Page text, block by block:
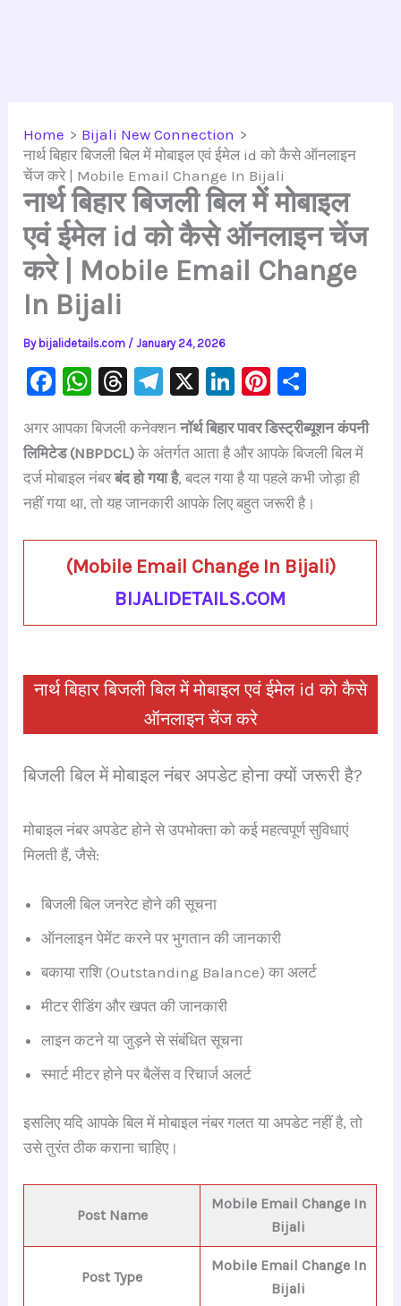
Home
Bijali New Connection
नार्थ बिहार बिजली बिल में मोबाइल एवं ईमेल id को कैसे ऑनलाइन
चेंज करे | Mobile Email Change In Bijali
नार्थ बिहार बिजली बिल में मोबाइल
एवं ईमेल id को कैसे ऑनलाइन चेंज
करे | Mobile Email Change
In Bijali
By bijalidetails.com /January 24, 2026
F
c
e
b
o
k
W
at
s
A
p
T
e
a
d
Te
gr
a
m
X
Li
k
e
dI
n
Pi
er
e
st
ar
e
अगर आपका बिजली कनेक्शननॉर्थ बिहार पावर डिस्ट्रीब्यूशन कंपनी
लिमिटेड (NBPDCL) के अंतर्गत आता है और आपके बिजली बिल में
दर्ज मोबाइल नंबरबंद हो गया है, बदल गया है या पहले कभी जोड़ा ही
नहीं गया था, तो यह जानकारी आपके लिए बहुत जरूरी है।
(Mobile Email Change In Bijali)
BIJALIDETAILS.COM
नार्थ बिहार बिजली बिल में मोबाइल एवं ईमेल id को कैसे
ऑनलाइन चेंज करे
बिजली बिल में मोबाइल नंबर अपडेट होना क्यों जरूरी है?
मोबाइल नंबर अपडेट होने से उपभोक्ता को कई महत्वपूर्ण सुविधाएं
मिलती हैं, जैसे:
बिजली बिल जनरेट होने की सूचना
ऑनलाइन पेमेंट करने पर भुगतान की जानकारी
बकाया राशि (Outstanding Balance) का अलर्ट
मीटर रीडिंग और खपत की जानकारी
लाइन कटने या जुड़ने से संबंधित सूचना
स्मार्ट मीटर होने पर बैलेंस व रिचार्ज अलर्ट
इसलिए यदि आपके बिल में मोबाइल नंबर गलत या अपडेट नहीं है, तो
उसे तुरंत ठीक कराना चाहिए।
Post Name
Mobile Email Change In
Bijali
Post Type
Mobile Email Change In
Bijali